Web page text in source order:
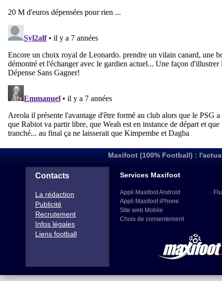
Maxifoot (100% Football) :
Contacts
La rédaction
Publicité
Recrutement
Infos légales
Liens football
Services Maxifoot
Appli Maxifoot Android
Appli Maxifoot iPhone
Site web Mobile
Choix de consentement